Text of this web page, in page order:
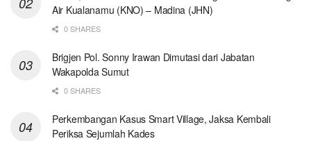
Air Kualanamu (KNO) – Madina (JHN)
0 SHARES
Brigjen Pol. Sonny Irawan Dimutasi dari Jabatan
Wakapolda Sumut
0 SHARES
Perkembangan Kasus Smart Village, Jaksa Kembali
Periksa Sejumlah Kades